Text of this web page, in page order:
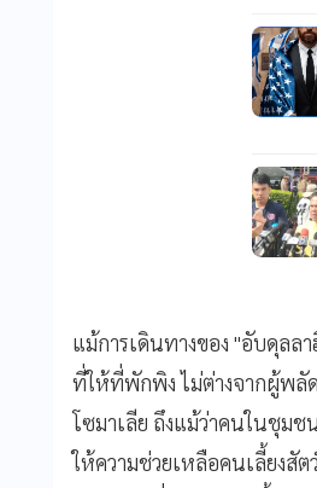
แม้การเดินทางของ "อับดุลล
ที่ให้ที่พักพิง ไม่ต่างจากผู้พ
โซมาเลีย ถึงแม้ว่าคนในชุม
ให้ความช่วยเหลือคนเลี้ยง